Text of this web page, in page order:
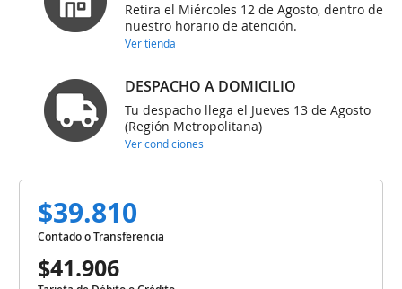
Retira el Miércoles 12 de Agosto, dentro de
nuestro horario de atención.
Ver tienda
DESPACHO A DOMICILIO
Tu despacho llega el Jueves 13 de Agosto
(Región Metropolitana)
Ver condiciones
$39.810
Contado o Transferencia
$41.906